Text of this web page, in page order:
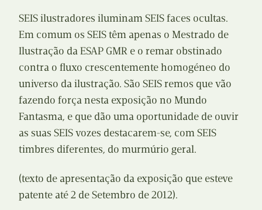
SEIS ilustradores iluminam SEIS faces ocultas.
Em comum os SEIS têm apenas o Mestrado de
Ilustração da ESAP GMR e o remar obstinado
contra o fluxo crescentemente homogéneo do
universo da ilustração. São SEIS remos que vão
fazendo força nesta exposição no Mundo
Fantasma, e que dão uma oportunidade de ouvir
as suas SEIS vozes destacarem-se, com SEIS
timbres diferentes, do murmúrio geral.
(texto de apresentação da exposição que esteve
patente até 2 de Setembro de 2012).